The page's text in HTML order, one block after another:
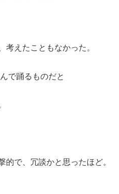
考えたこともなかった。
で踊るものだと
的で、冗談かと思ったほど。